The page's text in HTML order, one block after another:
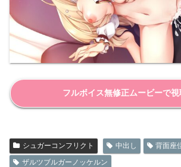
フルボイス無修正ムービーで視
シュガーコンフリクト 中出し 背面座
ザルツブルガーノッケルン